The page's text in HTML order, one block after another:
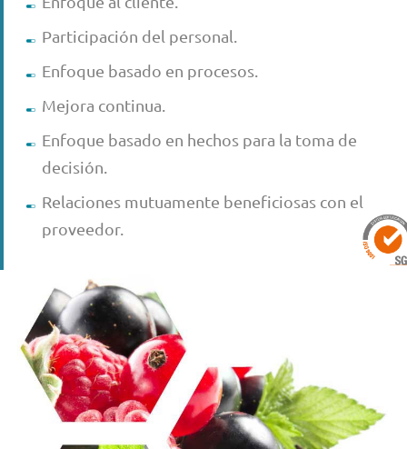
Participación del personal.
Enfoque basado en procesos.
Mejora continua.
Enfoque basado en hechos para la toma de
decisión.
Relaciones mutuamente beneficiosas con el
proveedor.